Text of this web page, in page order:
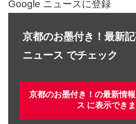
Google ニュースに登録
京都のお墨付き！最新
ニュース でチェック
京都のお墨付き！の最新情
ス に表示できま